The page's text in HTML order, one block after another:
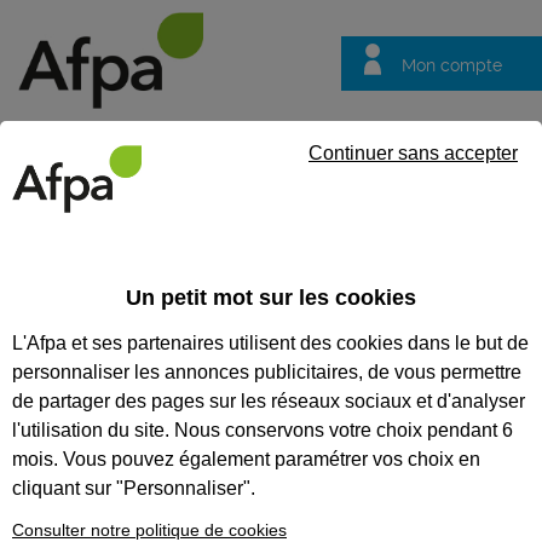
Mon compte
questions
Notre marque pédagogique
L'Afpa accompagne
les représentants
du personnel et
mandataires
Un petit mot sur les cookies
L'Afpa et ses partenaires utilisent des cookies dans le but de
personnaliser les annonces publicitaires, de vous permettre
de partager des pages sur les réseaux sociaux et d'analyser
l'utilisation du site. Nous conservons votre choix pendant 6
mois. Vous pouvez également paramétrer vos choix en
cliquant sur "Personnaliser".
Consulter notre politique de cookies
Continuer sans accepter